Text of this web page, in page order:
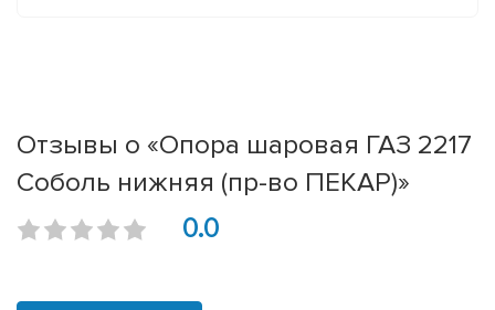
Отзывы о «Опора шаровая ГАЗ 2217
Соболь нижняя (пр-во ПЕКАР)»
0.0